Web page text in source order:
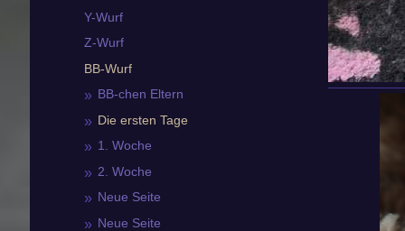
Y-Wurf
Z-Wurf
BB-Wurf
BB-chen Eltern
Die ersten Tage
1. Woche
2. Woche
Neue Seite
Neue Seite